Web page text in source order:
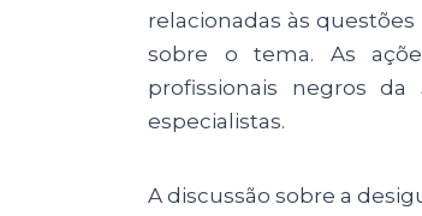
relacionadas às
sobre o tema. As
profissionais negros
especialistas.
A discussão sobre a